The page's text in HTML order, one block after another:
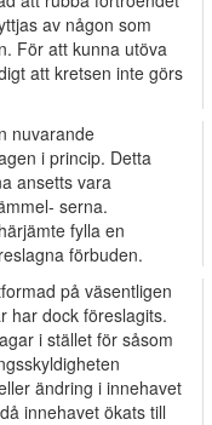
av någon som
För att kunna utöva
att kretsen inte görs
nuvarande
i princip. Detta
ansetts vara
serna.
fylla en
förbuden.
på väsentligen
har dock föreslagits.
i stället för såsom
ändring i innehavet
innehavet ökats till